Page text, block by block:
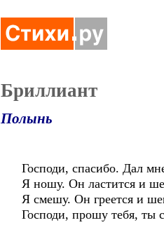
Бриллиант
Полынь
Господи, спасибо. Дал
Я ношу. Он ластится и
Я смешу. Он греется и
Господи, прошу тебя, ты